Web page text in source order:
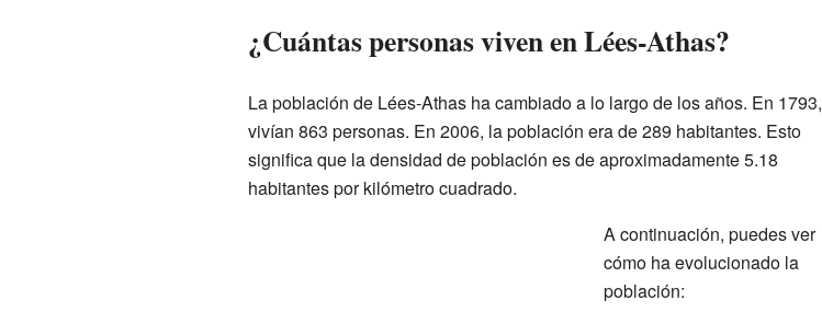
¿Cuántas personas viven en Lées-Athas?
La población de Lées-Athas ha cambiado a lo largo de los años. En 1793,
vivían 863 personas. En 2006, la población era de 289 habitantes. Esto
significa que la densidad de población es de aproximadamente 5.18
habitantes por kilómetro cuadrado.
A continuación, puedes ver
cómo ha evolucionado la
población: